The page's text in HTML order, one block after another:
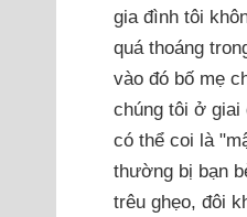
gia đình tôi
quá thoáng
vào đó bố mẹ
chúng tôi ở giai
có thể coi là
thường bị bạn
trêu ghẹo, đôi